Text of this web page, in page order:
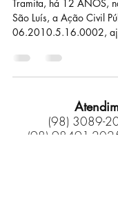
Tramita, há 12 ANOS,
São Luís, a Ação Civil
06.2010.5.16.0002,
(98) 3089-
(98) 98491-